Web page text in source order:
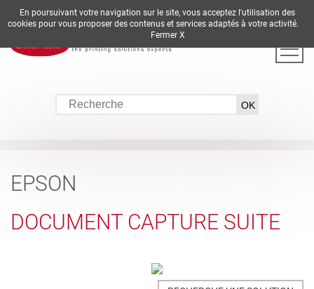
DE EN ES FR IT
EPSON
DOCUMENT CAPTURE SUITE
En poursuivant votre navigation sur le site, vous acceptez l'utilisation des
cookies pour vous proposer des contenus et services adaptés à votre activité.
Fermer X